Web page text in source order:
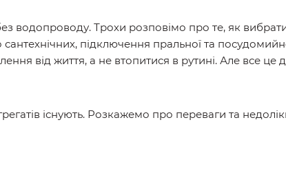
водопроводу. Трохи розповімо про те, як
підключення пральної та
від життя, а не втопитися в рутині. Але все це
існують. Розкажемо про переваги та